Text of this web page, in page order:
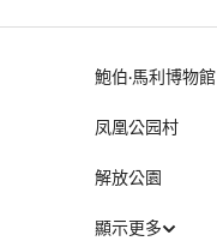
鮑伯·馬利博物館
凤凰公园村
解放公園
顯示更多